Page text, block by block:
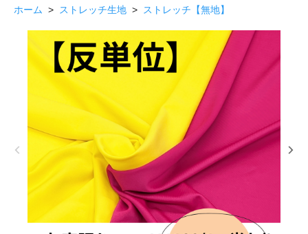
ホーム > ストレッチ生地 > ストレッチ【無地】